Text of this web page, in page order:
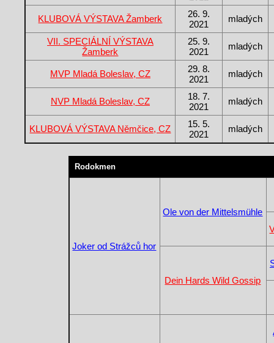
KLUBOVÁ VÝSTAVA Žamberk
26. 9.
2021
mladých
VII. SPECIÁLNÍ VÝSTAVA
Žamberk
25. 9.
2021
mladých
MVP Mladá Boleslav, CZ
29. 8.
2021
mladých
NVP Mladá Boleslav, CZ
18. 7.
2021
mladých
KLUBOVÁ VÝSTAVA Němčice, CZ
15. 5.
2021
mladých
Rodokmen
Joker od Strážců hor
Ole von der Mittelsmühle
Dein Hards Wild Gossip